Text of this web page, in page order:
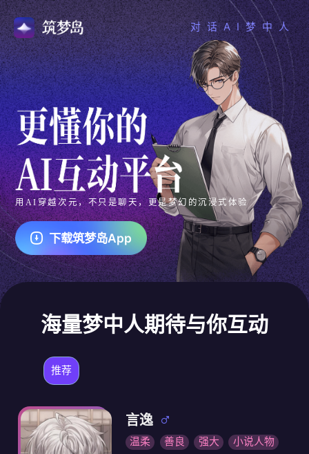
对话AI梦中人
用AI穿越次元，不只是聊天，更是梦幻的沉浸式体验
下载筑梦岛App
海量梦中人期待与你互动
推荐
言逸
温柔 善良 强大 小说人物